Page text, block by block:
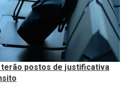
postos de justificativa